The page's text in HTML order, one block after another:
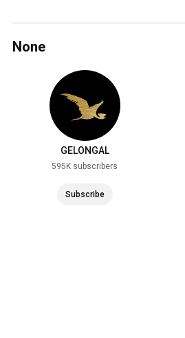
None
GELONGAL
595K subscribers
Subscribe